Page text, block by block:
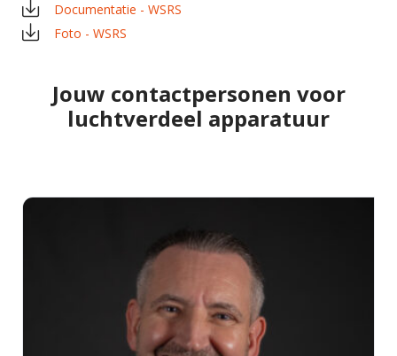
Documentatie - WSRS
Foto - WSRS
Jouw contactpersonen voor
luchtverdeel apparatuur